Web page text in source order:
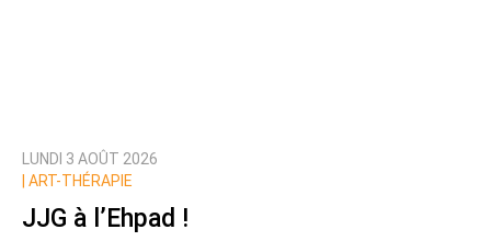
LUNDI 3 AOÛT 2026
ART-THÉRAPIE
JJG à l’Ehpad !